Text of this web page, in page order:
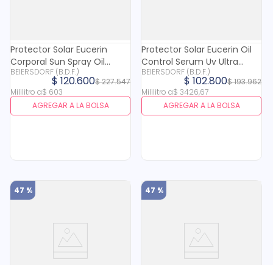
Protector Solar Eucerin
Corporal Sun Spray Oil
Control Fps 50+ X 200 Ml
BEIERSDORF (B.D.F.)
$227.547
$ 120.600
Mililitro a$ 603
AGREGAR A LA BOLSA
Protector Solar Eucerin Oil
Control Serum Uv Ultra
Ligero Spf 50+ X 30 Ml
BEIERSDORF (B.D.F.)
$193.962
$ 102.800
Mililitro a$ 3426,67
AGREGAR A LA BOLSA
47 % 47 %